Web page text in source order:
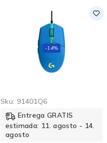
-14%
Sku: 91401Q6
Entrega GRATIS
estimada: 11. agosto - 14.
agosto